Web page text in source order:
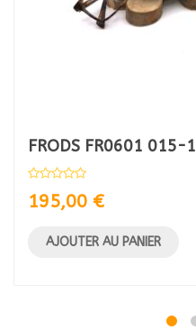
FRODS FR0601 015-1
195,00 €
AJOUTER AU PANIER